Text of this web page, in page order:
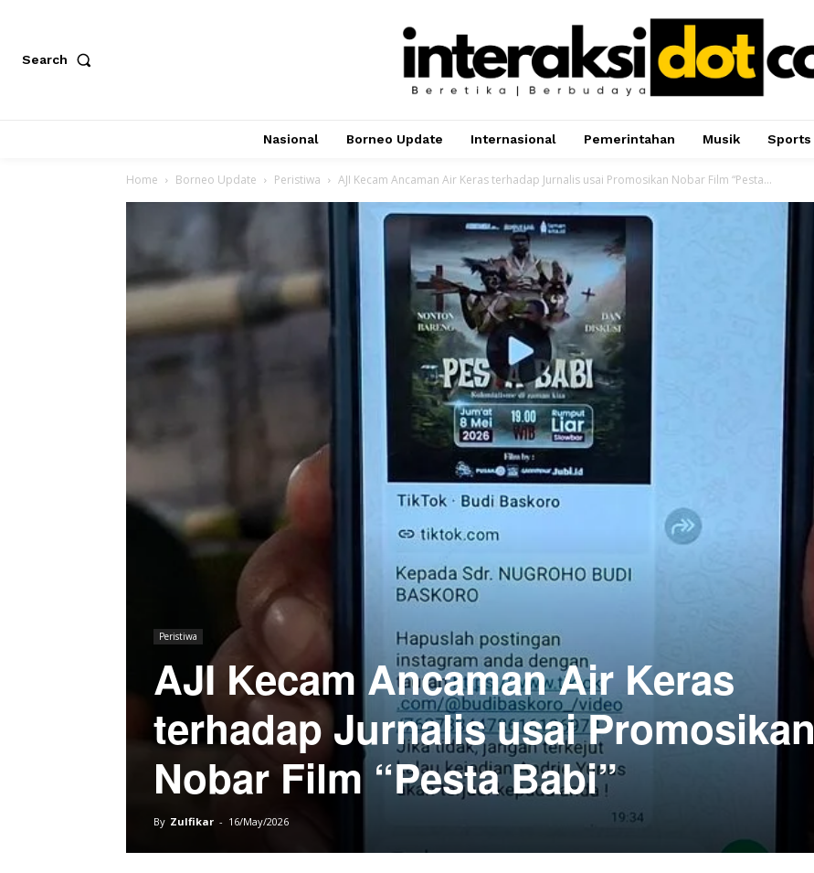
Search
Nasional Borneo Update Internasional Pemerintahan Musik Sports
Home Borneo Update Peristiwa AJI Kecam Ancaman Air Keras terhadap Jurnalis usai Promosikan Nobar Film “Pesta...
Peristiwa
AJI Kecam Ancaman Air Keras
terhadap Jurnalis usai Promosikan
Nobar Film “Pesta Babi”
By Zulfikar - 16/May/2026